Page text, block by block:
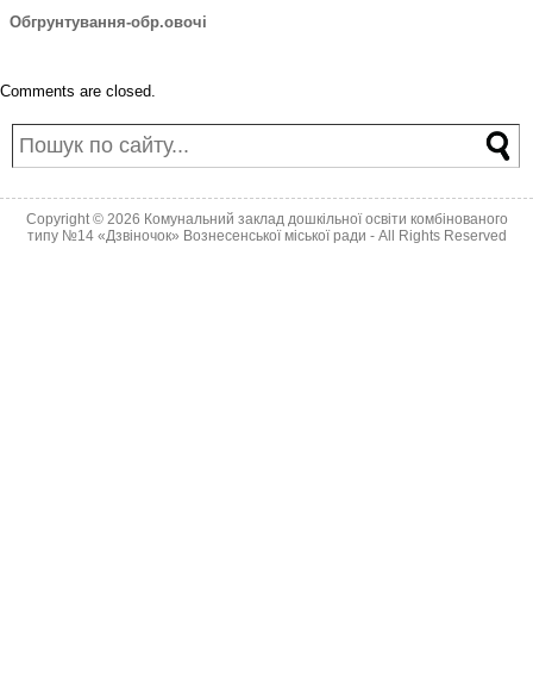
Обгрунтування-обр.овочі
Comments are closed.
Copyright © 2026 Комунальний заклад дошкільної освіти комбінованого
типу №14 «Дзвіночок» Вознесенської міської ради - All Rights Reserved